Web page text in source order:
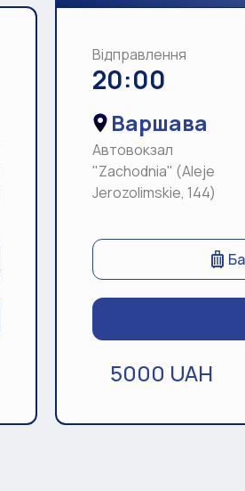
Відправлення
20:00
Варшава
Автовокзал
"Zachodnia" (Aleje
Jerozolimskie, 144)
5000 UAH